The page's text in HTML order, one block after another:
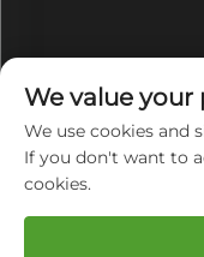
Droits d'auteur ©
Equipment Co.,
We value your
We use cookies and
If you don't want to
cookies.